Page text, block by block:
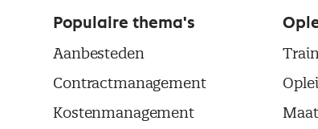
Populaire thema's
Aanbesteden
Contractmanagement
Kostenmanagement